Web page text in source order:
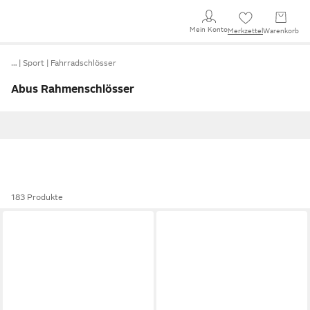
Mein KontoMerkzettel Warenkorb
… Sport Fahrradschlösser
Abus Rahmenschlösser
183 Produkte